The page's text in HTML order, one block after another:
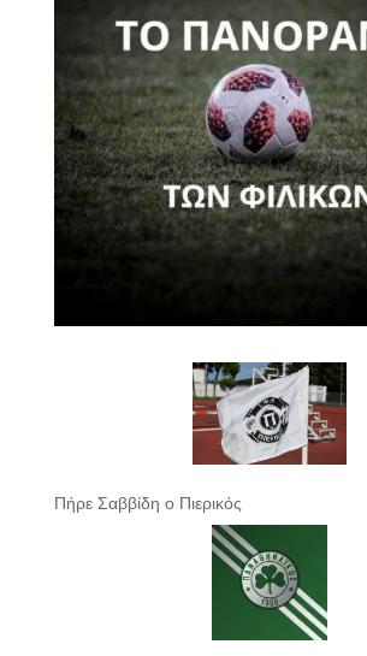
Πήρε Σαββίδη ο Πιερικός